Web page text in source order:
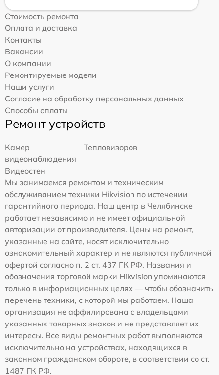
Стоимость ремонта
Оплата и доставка
Контакты
Вакансии
О компании
Ремонтируемые модели
Наши услуги
Согласие на обработку персональных данных
Способы оплаты
Ремонт устройств
Камер
видеонаблюдения
Тепловизоров
Видеостен
Мы занимаемся ремонтом и техническим
обслуживанием техники Hikvision по истечении
гарантийного периода. Наш центр в Челябинске
работает независимо и не имеет официальной
авторизации от производителя. Цены на ремонт,
указанные на сайте, носят исключительно
ознакомительный характер и не являются публичной
офертой согласно п. 2 ст. 437 ГК РФ. Названия и
обозначения торговой марки Hikvision упоминаются
только в информационных целях — чтобы обозначить
перечень техники, с которой мы работаем. Наша
организация не аффилирована с владельцами
указанных товарных знаков и не представляет их
интересы. Все виды ремонтных работ выполняются
исключительно на устройствах, находящихся в
законном гражданском обороте, в соответствии со ст.
1487 ГК РФ.